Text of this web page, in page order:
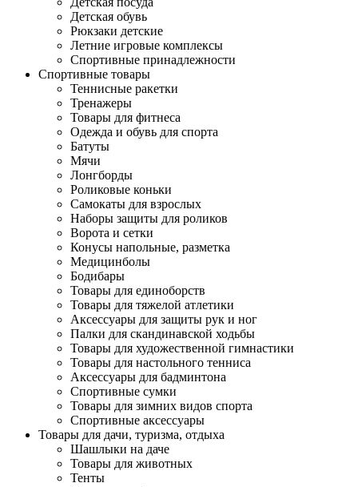
Детская обувь
Рюкзаки детские
Летние игровые комплексы
Спортивные принадлежности
Спортивные товары
Теннисные ракетки
Тренажеры
Товары для фитнеса
Одежда и обувь для спорта
Батуты
Мячи
Лонгборды
Роликовые коньки
Самокаты для взрослых
Наборы защиты для роликов
Ворота и сетки
Конусы напольные, разметка
Медицинболы
Бодибары
Товары для единоборств
Товары для тяжелой атлетики
Аксессуары для защиты рук и ног
Палки для скандинавской ходьбы
Товары для художественной гимнастики
Товары для настольного тенниса
Аксессуары для бадминтона
Спортивные сумки
Товары для зимних видов спорта
Спортивные аксессуары
Товары для дачи, туризма, отдыха
Шашлыки на даче
Товары для животных
Тенты